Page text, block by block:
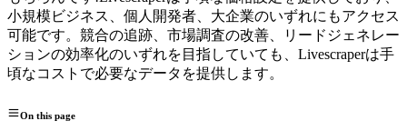
小規模ビジネス、個人開発者、大企業のいずれにもアクセス
可能です。競合の追跡、市場調査の改善、リードジェネレー
ションの効率化のいずれを目指していても、Livescraperは手
頃なコストで必要なデータを提供します。
On this page